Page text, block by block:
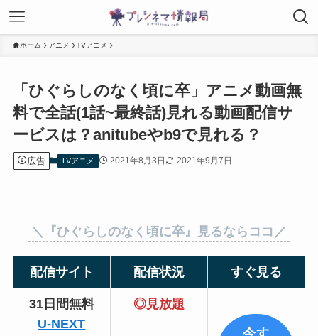
ホーム アニメ TVアニメ
「ひぐらしのなく頃に卒」アニメ動画無
料で全話(1話~最終話)見れる動画配信サ
ービスは？anitubeやb9で見れる？
広告 TVアニメ 2021年8月3日 2021年9月7日
＼『ひぐらしのなく頃に卒』見るならココ／
配信サイト 配信状況 すぐ見る
31日間無料
U-NEXT
◎見放題
今す